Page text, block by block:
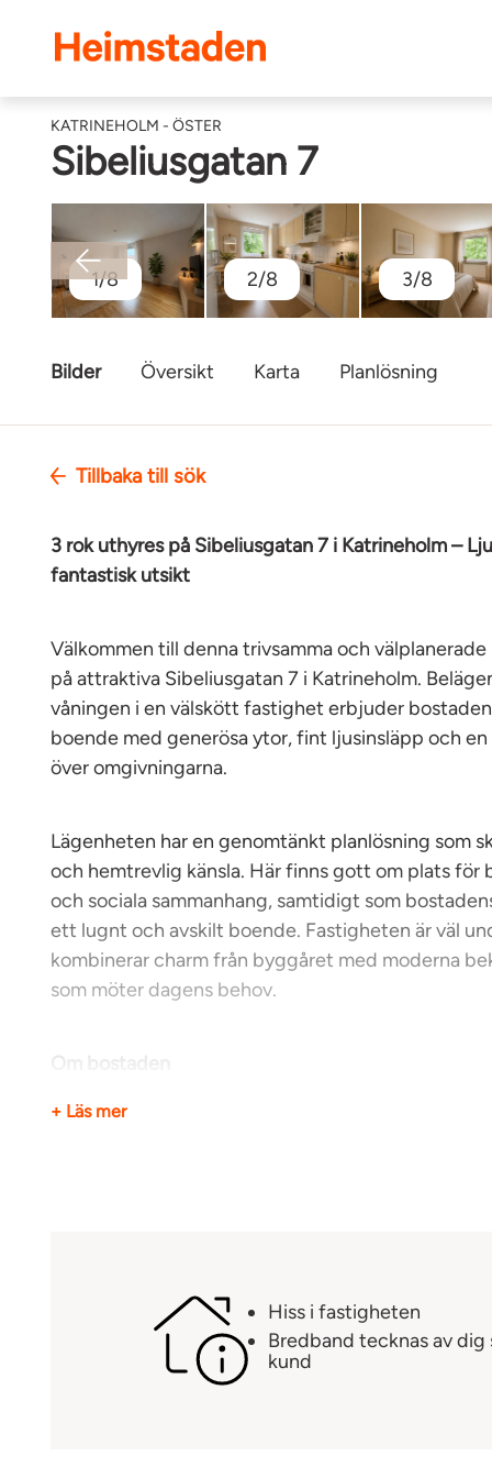
Heimstaden
KATRINEHOLM - ÖSTER
Sibeliusgatan 7
1/8 2/8 3/8
Bilder Översikt Karta Planlösning
Tillbaka till sök
3 rok uthyres på Sibeliusgatan 7 i Katrineholm –
fantastisk utsikt
Välkommen till denna trivsamma och
på attraktiva Sibeliusgatan 7 i Katrineholm.
våningen i en välskött fastighet erbjuder
boende med generösa ytor, fint ljusinsläpp och
över omgivningarna.
Lägenheten har en genomtänkt planlösning som
och hemtrevlig känsla. Här finns gott om plats för
och sociala sammanhang, samtidigt som
ett lugnt och avskilt boende. Fastigheten är väl
kombinerar charm från byggåret med moderna
som möter dagens behov.
Fantastiskt ljusinsläpp och fin utsikt
Välskött fastighet i ett omtyckt bostadsområde
+ Läs mer
Hiss i fastigheten
Bredband tecknas av dig
kund